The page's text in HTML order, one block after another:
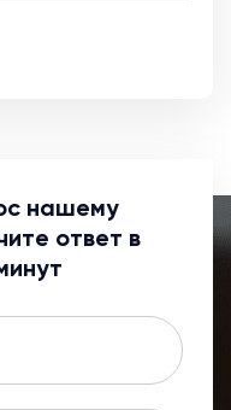
нашему
ответ в